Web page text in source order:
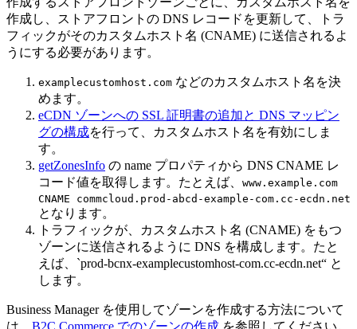
作成し、ストアフロントの DNS レコードを更新して、トラ
フィックがそのカスタムホスト名 (CNAME) に送信されるよ
うにする必要があります。
examplecustomhost.com などのカスタムホスト名を決
めます。
eCDN ゾーンへの SSL 証明書の追加と DNS マッピン
グの構成を行って、カスタムホスト名を有効にしま
す。
getZonesInfo の name プロパティから DNS CNAME レ
コード値を取得します。たとえば、 www.example.com
CNAME commcloud.prod-abcd-example-com.cc-ecdn.net
となります。
トラフィックが、カスタムホスト名 (CNAME) をもつ
ゾーンに送信されるように DNS を構成します。たと
えば、`prod-bcnx-examplecustomhost-com.cc-ecdn.net“ と
します。
Business Manager を使用してゾーンを作成する方法について
は、 B2C Commerce でのゾーンの作成 を参照してください。